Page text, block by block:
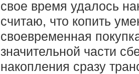
свое время удалось
считаю, что копить
своевременная
значительной части
накопления сразу